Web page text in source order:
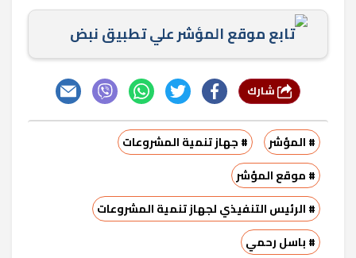
تابع موقع المؤشر علي تطبيق نبض
# المؤشر
# جهاز تنمية المشروعات
# موقع المؤشر
# الرئيس التنفيذي لجهاز تنمية المشروعات
# باسل رحمي